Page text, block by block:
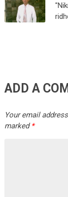
ADD A
Your email
marked *